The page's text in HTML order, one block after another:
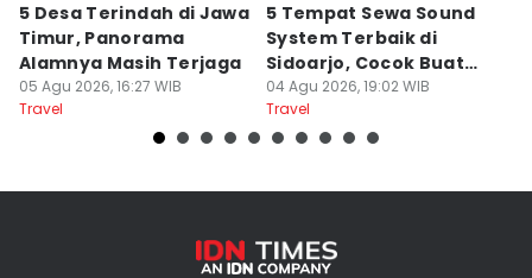
5 Desa Terindah di Jawa
Timur, Panorama
Alamnya Masih Terjaga
05 Agu 2026, 16:27 WIB
Travel
5 Tempat Sewa Sound
System Terbaik di
Sidoarjo, Cocok Buat
Agustusan
04 Agu 2026, 19:02 WIB
Travel